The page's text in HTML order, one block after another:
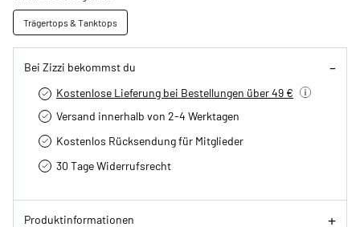
Trägertops & Tanktops
Bei Zizzi bekommst du
Kostenlose Lieferung bei Bestellungen über 49 €
Versand innerhalb von 2-4 Werktagen
Kostenlos Rücksendung für Mitglieder
30 Tage Widerrufsrecht
Produktinformationen